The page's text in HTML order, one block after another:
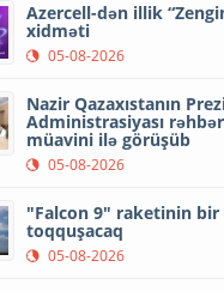
Azercell-dən illik
xidməti
05-08-2026
Nazir Qazaxıstanın
Administrasiyası
müavini ilə görüşüb
05-08-2026
"Falcon 9" raketinin bir
toqquşacaq
05-08-2026